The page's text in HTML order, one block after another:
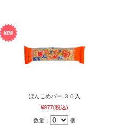
ぽんこめバー ３０入
¥977(税込)
数量： 個